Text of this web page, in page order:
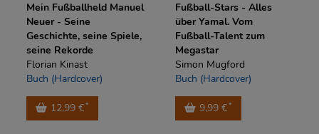
Mein Fußballheld Manuel
Neuer - Seine
Geschichte, seine Spiele,
seine Rekorde
Florian Kinast
Buch (Hardcover)
12,99 €*
Fußball-Stars - Alles
über Yamal. Vom
Fußball-Talent zum
Megastar
Simon Mugford
Buch (Hardcover)
9,99 €*